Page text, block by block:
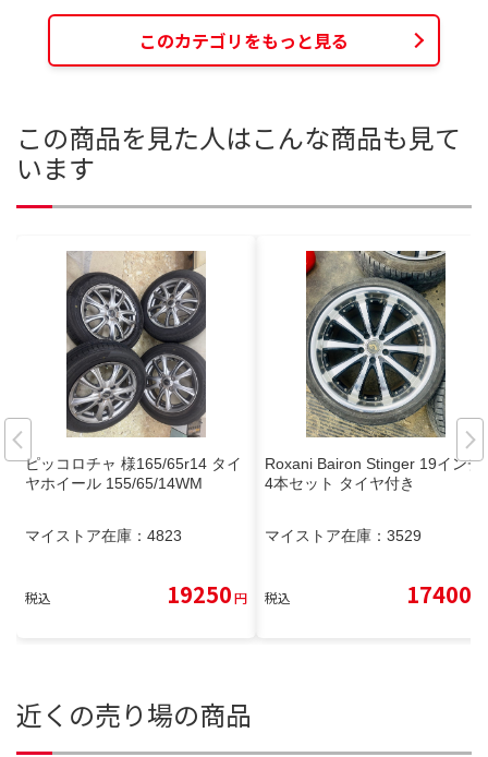
このカテゴリをもっと見る
この商品を見た人はこんな商品も見て
います
ピッコロチャ 様165/65r14 タイ
ヤホイール 155/65/14WM
マイストア在庫： 4823
税込 19250円
Roxani Bairon Stinger 19インチ
4本セット タイヤ付き
マイストア在庫： 3529
税込 17400
近くの売り場の商品